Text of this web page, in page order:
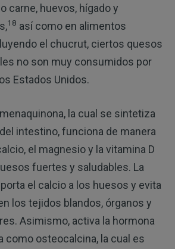
carne, huevos, hígado y
18 así como en alimentos
el chucrut, ciertos quesos
no son muy consumidos por
Estados Unidos.
la cual se sintetiza
intestino, funciona de manera
el magnesio y la vitamina D
fuertes y saludables. La
el calcio a los huesos y evita
los tejidos blandos, órganos y
Asimismo, activa la hormona
como osteocalcina, la cual es